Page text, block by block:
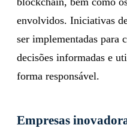
envolvidos. Iniciativas
ser implementadas para
decisões informadas e
forma responsável.
Empresas